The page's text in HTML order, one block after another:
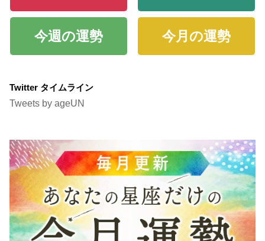
今週の運勢 今月の運勢
Twitter タイムライン
Tweets by ageUN